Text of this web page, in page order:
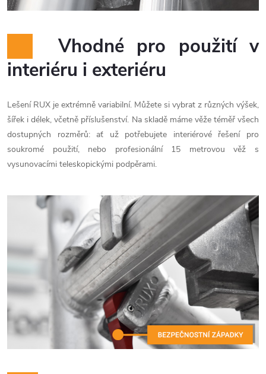
Vhodné pro použití v
interiéru i exteriéru
Lešení RUX je extrémně variabilní. Můžete si vybrat z různých výšek,
šířek i délek, včetně příslušenství. Na skladě máme věže téměř všech
dostupných rozměrů: ať už potřebujete interiérové řešení pro
soukromé použití, nebo profesionální 15 metrovou věž s
vysunovacími teleskopickými podpěrami.